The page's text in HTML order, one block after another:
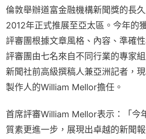
倫敦舉辦道富金融機構新聞獎的長
2012年正式推展至亞太區。今年的
評審團根據文章風格、內容、準確
評審團由七名來自不同行業的專家
新聞社前高級撰稿人兼亞洲記者，
製作人的William Mellor擔任。
首席評審William Mellor表示：「今
質素更進一步，展現出卓越的新聞